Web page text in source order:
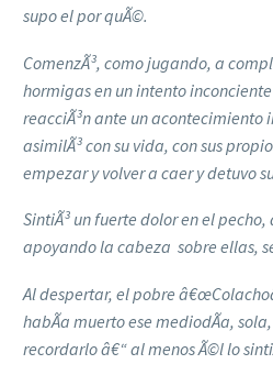
supo el por quÃ©.
ComenzÃ³, como jugando, a
hormigas en un intento inconciente
reacciÃ³n ante un
asimilÃ³ con su vida, con sus
empezar y volver a caer y detuvo
SintiÃ³ un fuerte dolor en el pecho,
apoyando la cabeza sobre ellas,
Al despertar, el pobre
habÃ­a muerto ese mediodÃ­a,
recordarlo â€“ al menos Ã©l lo